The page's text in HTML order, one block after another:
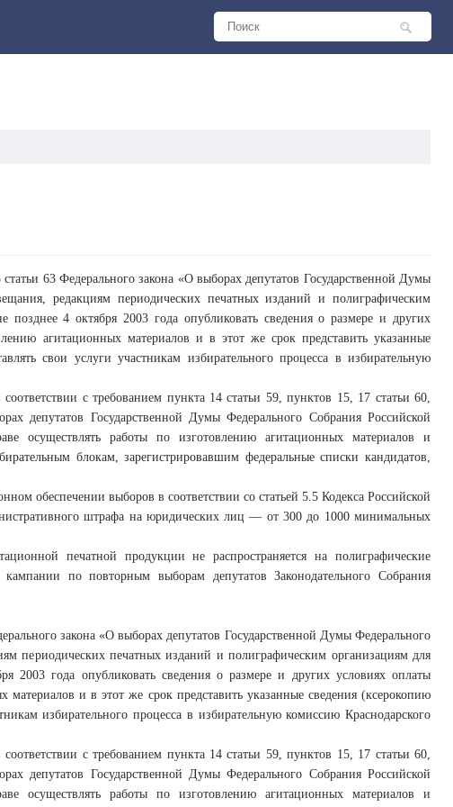
63 Федерального закона «О выборах депутатов Государственной Думы
редакциям периодических печатных изданий и полиграфическим
4 октября 2003 года опубликовать сведения о размере и других
агитационных материалов и в этот же срок представить указанные
свои услуги участникам избирательного процесса в избирательную
с требованием пункта 14 статьи 59, пунктов 15, 17 статьи 60,
депутатов Государственной Думы Федерального Собрания Российской
осуществлять работы по изготовлению агитационных материалов и
блокам, зарегистрировавшим федеральные списки кандидатов,
обеспечении выборов в соответствии со статьей 5.5 Кодекса Российской
штрафа на юридических лиц — от 300 до 1000 минимальных
печатной продукции не распространяется на полиграфические
по повторным выборам депутатов Законодательного Собрания
закона «О выборах депутатов Государственной Думы Федерального
периодических печатных изданий и полиграфическим организациям для
2003 года опубликовать сведения о размере и других условиях оплаты
и в этот же срок представить указанные сведения (ксерокопию
избирательного процесса в избирательную комиссию Краснодарского
с требованием пункта 14 статьи 59, пунктов 15, 17 статьи 60,
депутатов Государственной Думы Федерального Собрания Российской
осуществлять работы по изготовлению агитационных материалов и